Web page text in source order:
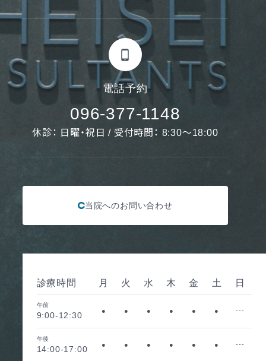
電話予約
096-377-1148
休診： 日曜・祝日 / 受付時間： 8:30〜18:00
当院へのお問い合わせ
診療時間 月 火 水 木 金 土 日
午前
9:00-12:30 ● ● ● ● ● ● ---
午後
14:00-17:00 ● ● ● ● ● ● ---